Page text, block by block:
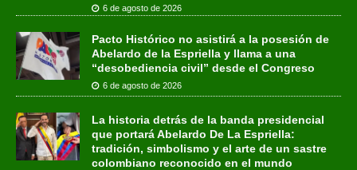
6 de agosto de 2026
Pacto Histórico no asistirá a la posesión de
Abelardo de la Espriella y llama a una
“desobediencia civil” desde el Congreso
6 de agosto de 2026
La historia detrás de la banda presidencial
que portará Abelardo De La Espriella:
tradición, simbolismo y el arte de un sastre
colombiano reconocido en el mundo